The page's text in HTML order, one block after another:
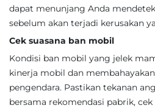
dapat menunjang Anda
sebelum akan terjadi kerusakan
Cek suasana ban mobil
Kondisi ban mobil yang jelek
kinerja mobil dan
pengendara. Pastikan tekanan
bersama rekomendasi pabrik,